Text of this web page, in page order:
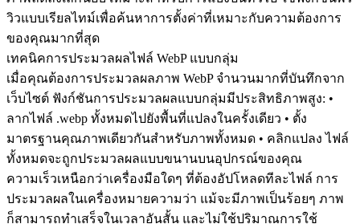
วิวแบบเรียลไทม์เพื่อค้นหาการตั้งค่าที่เหมาะกับความต้องการ
ของคุณมากที่สุด
เทคนิคการประมวลผลไฟล์ WebP แบบกลุ่ม
เมื่อคุณต้องการประมวลผลภาพ WebP จำนวนมากที่บันทึกจาก
เว็บไซต์ ฟังก์ชันการประมวลผลแบบกลุ่มมีประสิทธิภาพสูง: •
ลากไฟล์ .webp ทั้งหมดไปยังพื้นที่แปลงในครั้งเดียว • ตั้ง
มาตรฐานคุณภาพเดียวกันสำหรับภาพทั้งหมด • คลิกแปลง ไฟล์
ทั้งหมดจะถูกประมวลผลแบบขนานบนอุปกรณ์ของคุณ
ความเร็วเหนือกว่าเครื่องมือใดๆ ที่ต้องอัปโหลดทีละไฟล์ การ
ประมวลผลในเครื่องหมายความว่า แม้จะมีภาพเป็นร้อยๆ ภาพ
ก็สามารถทำเสร็จในเวลาอันสั้น และไม่ใช้ปริมาณการใช้